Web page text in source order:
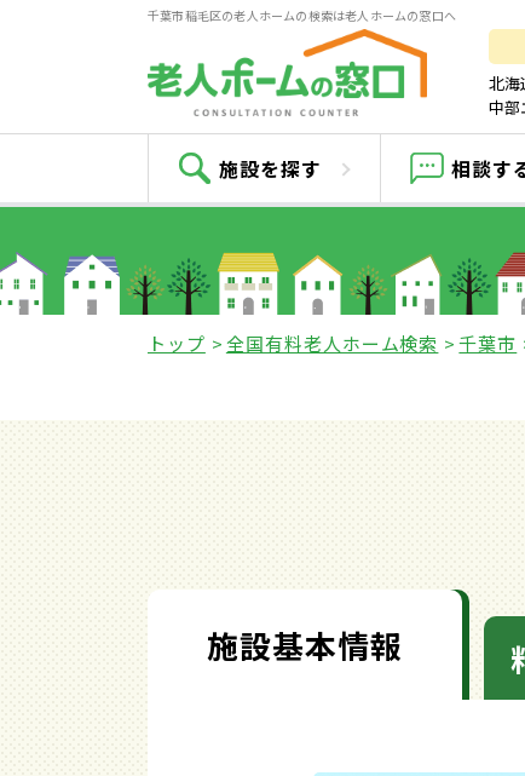
千葉市稲毛区の老人ホームの検索は老人ホームの窓口へ
北海
中部
施設を探す 相談す
トップ 全国有料老人ホーム検索 千葉市
施設基本情報